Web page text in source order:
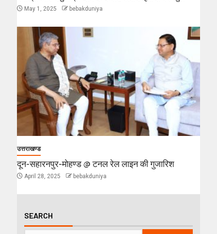
May 1, 2025 bebakduniya
उत्तराखण्ड
दून-सहारनपुर-मोहण्ड @ टनल रेल लाइन की गुजारिश
April 28, 2025 bebakduniya
SEARCH